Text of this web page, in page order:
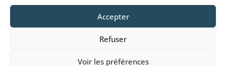
Accepter
Refuser
Voir les préférences

Adresse
Santa Lucia di Moriani,